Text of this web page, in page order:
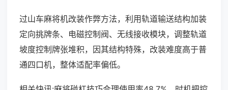
过山车麻将机改装作弊方法，利用轨道输送结构加装
定向挑牌条、电磁控制阀、无线接收模块，调整轨道
坡度控制牌张堆积，因其结构特殊，改装难度高于普
通四口机，整体适配率偏低。